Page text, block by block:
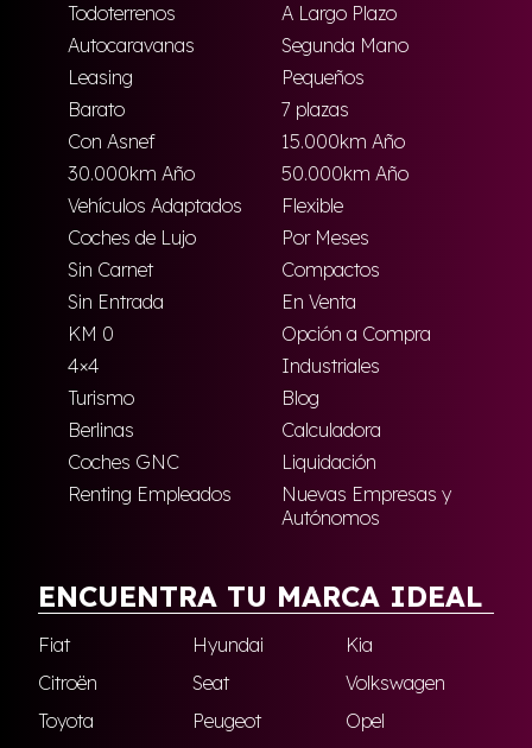
Todoterrenos
A Largo Plazo
Autocaravanas
Segunda Mano
Leasing
Pequeños
Barato
7 plazas
Con Asnef
15.000km Año
30.000km Año
50.000km Año
Vehículos Adaptados
Flexible
Coches de Lujo
Por Meses
Sin Carnet
Compactos
Sin Entrada
En Venta
KM 0
Opción a Compra
4×4
Industriales
Turismo
Blog
Berlinas
Calculadora
Coches GNC
Liquidación
Renting Empleados
Nuevas Empresas y
Autónomos
ENCUENTRA TU MARCA IDEAL
Fiat Hyundai
Kia
Citroën
Seat
Volkswagen
Toyota
Peugeot
Opel